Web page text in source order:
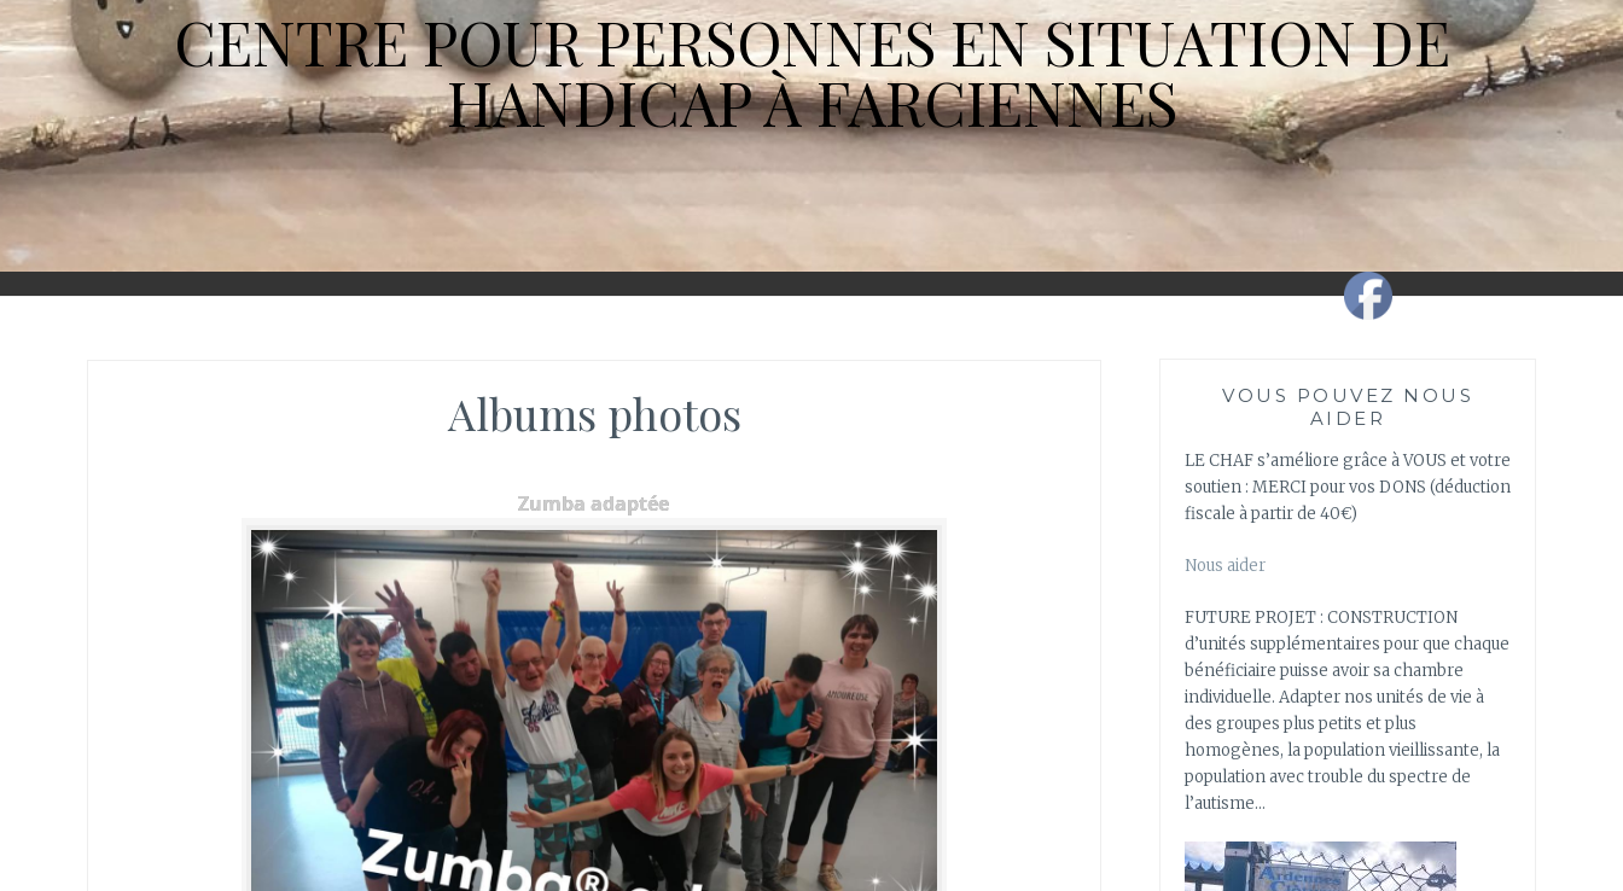
CENTRE POUR PERSONNES EN SITUATION DE
HANDICAP À FARCIENNES
Albums photos
Zumba adaptée
VOUS POUVEZ NOUS
AIDER
LE CHAF s’améliore grâce à VOUS et votre
soutien : MERCI pour vos DONS (déduction
fiscale à partir de 40€)
Nous aider
FUTURE PROJET : CONSTRUCTION
d’unités supplémentaires pour que chaque
bénéficiaire puisse avoir sa chambre
individuelle. Adapter nos unités de vie à
des groupes plus petits et plus
homogènes, la population vieillissante, la
population avec trouble du spectre de
l’autisme…